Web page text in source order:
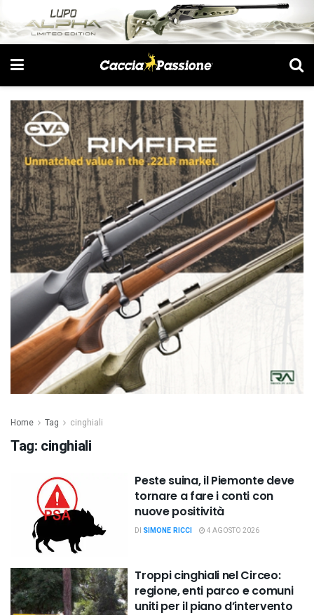
Home Tag cinghiali
Tag: cinghiali
Peste suina, il Piemonte deve
tornare a fare i conti con
nuove positività
DI SIMONE RICCI 4 AGOSTO 2026
Troppi cinghiali nel Circeo:
regione, enti parco e comuni
uniti per il piano d’intervento